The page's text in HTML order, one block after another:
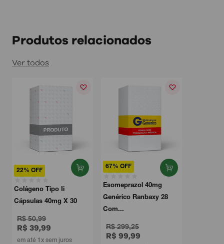
Produtos relacionados
Ver todos
22% OFF
Colágeno Tipo Ii
Cápsulas 40mg X 30
R$ 50,99
R$ 39,99
em até 1x sem juros
67% OFF
Esomeprazol 40mg
Genérico Ranbaxy 28
Com...
R$ 299,25
R$ 99,99